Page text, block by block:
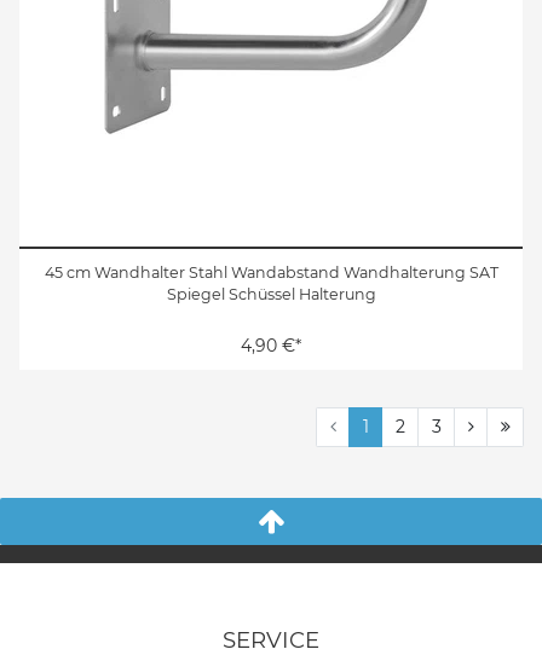
45 cm Wandhalter Stahl Wandabstand Wandhalterung SAT
Spiegel Schüssel Halterung
4,90 €*
1 2 3
SERVICE